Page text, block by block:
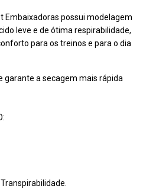
Embaixadoras possui modelagem
leve e de ótima respirabilidade,
para os treinos e para o dia
garante a secagem mais rápida